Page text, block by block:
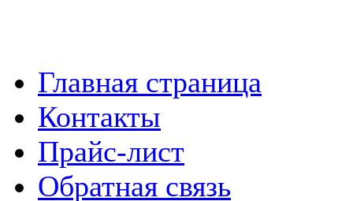
Главная страница
Контакты
Прайс-лист
Обратная связь